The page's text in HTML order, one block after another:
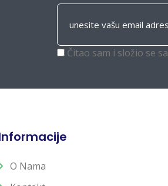
Čitao sam i složio se sa
O Nama